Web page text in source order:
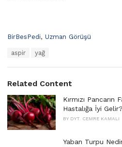
C
o
r
i
e
s
:
BirBesPedi, Uzman Görüşü
:
aspir yağ
Related Content
Kırmızı
Hastalığa İyi Gelir?
BY DYT. CEMRE KAMALI
Yaban Turpu